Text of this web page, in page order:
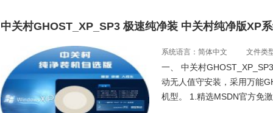
中关村GHOST_XP_SP3 极速纯净装 中关村纯净版XP
系统语言：简体中文 文件类
一、 中关村
动无人值守安装，采用万能
机型。 1.精选MSDN官方免